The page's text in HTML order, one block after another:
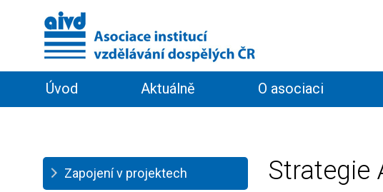
Úvod Aktuálně O asociaci
Zapojení v projektech Strategie